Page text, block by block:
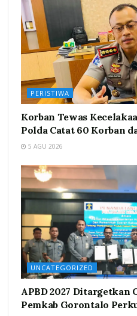
PERISTIWA
Korban Tewas
Polda Catat 60 Korban
5 AGU 2026
UNCATEGORIZED
APBD 2027 Ditargetkan
Pemkab Gorontalo